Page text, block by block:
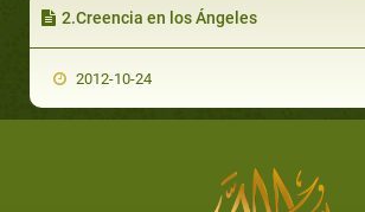
2.Creencia en los Ángeles
2012-10-24